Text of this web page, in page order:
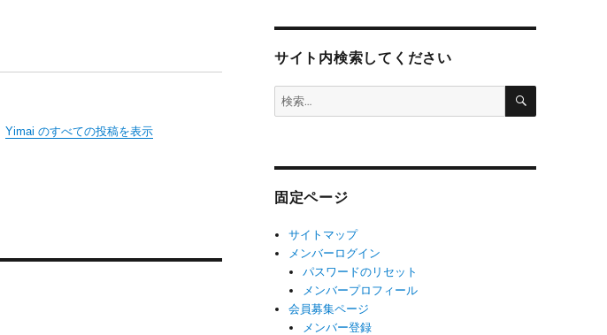
Yimai のすべての投稿を表示
サイト内検索してください
検
索:
検
固定ページ
サイトマップ
メンバーログイン
パスワードのリセット
メンバープロフィール
会員募集ページ
メンバー登録